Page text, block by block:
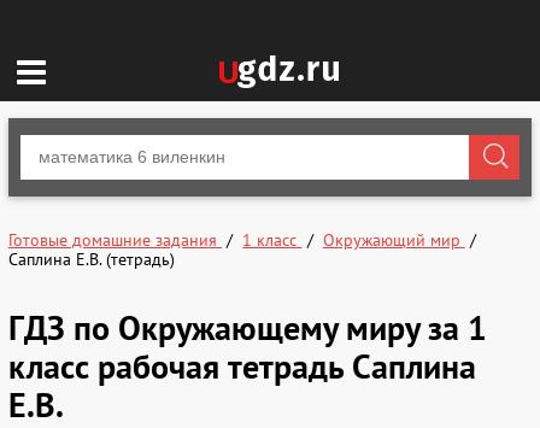
Готовые домашние задания 1 класс
Окружающий мир
Саплина Е.В. (тетрадь)
ГДЗ по Окружающему миру за 1
класс рабочая тетрадь Саплина
Е.В.